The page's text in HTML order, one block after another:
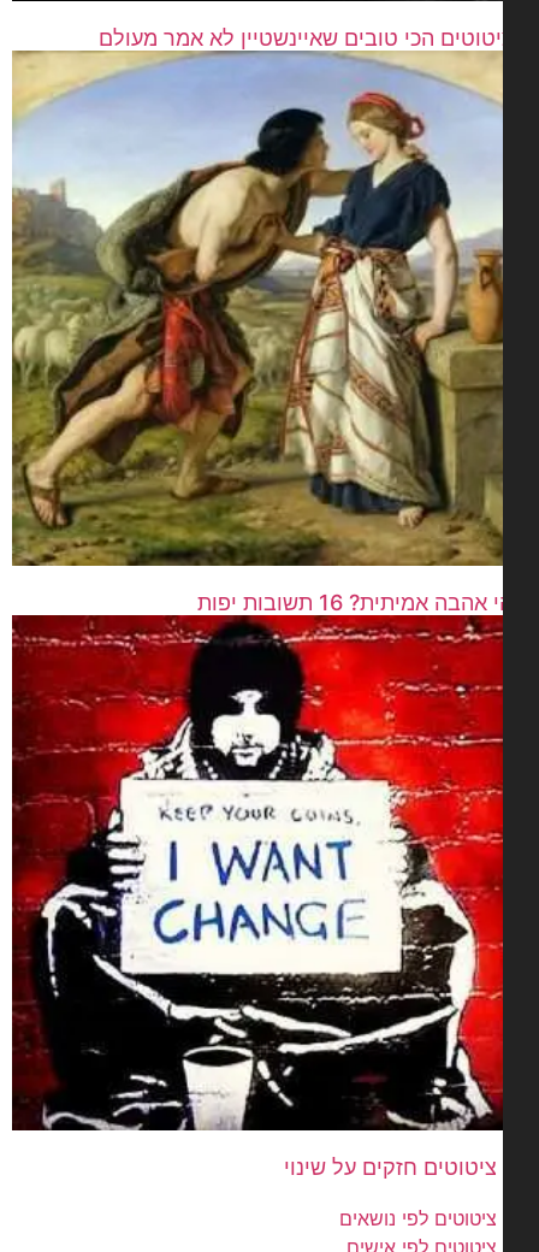
הכי טובים שאיינשטיין לא אמר מעולם
אמיתית? 16 תשובות יפות
ציטוטים לפי נושאים